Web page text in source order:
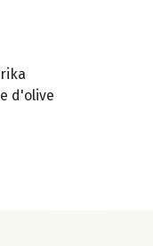
d'olive